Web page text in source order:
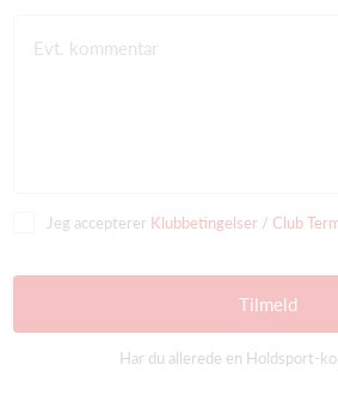
Evt. kommentar
Jeg accepterer Klubbetingelser / Club
Tilmeld
Har du allerede en Holdsport-